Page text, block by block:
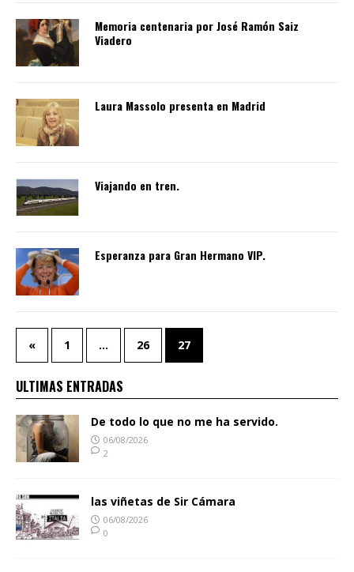
Memoria centenaria por José Ramón Saiz
Viadero
Laura Massolo presenta en Madrid
Viajando en tren.
Esperanza para Gran Hermano VIP.
« 1 … 26 27
ULTIMAS ENTRADAS
De todo lo que no me ha servido.
06/08/2026
2
las viñetas de Sir Cámara
06/08/2026
0